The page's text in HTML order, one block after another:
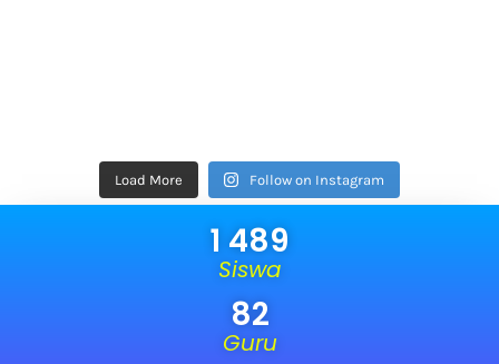
Load More Follow on Instagram
Siswa
1 489
Guru
82